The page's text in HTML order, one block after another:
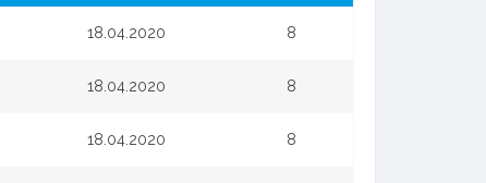
18.04.2020 8
18.04.2020 8
18.04.2020 8